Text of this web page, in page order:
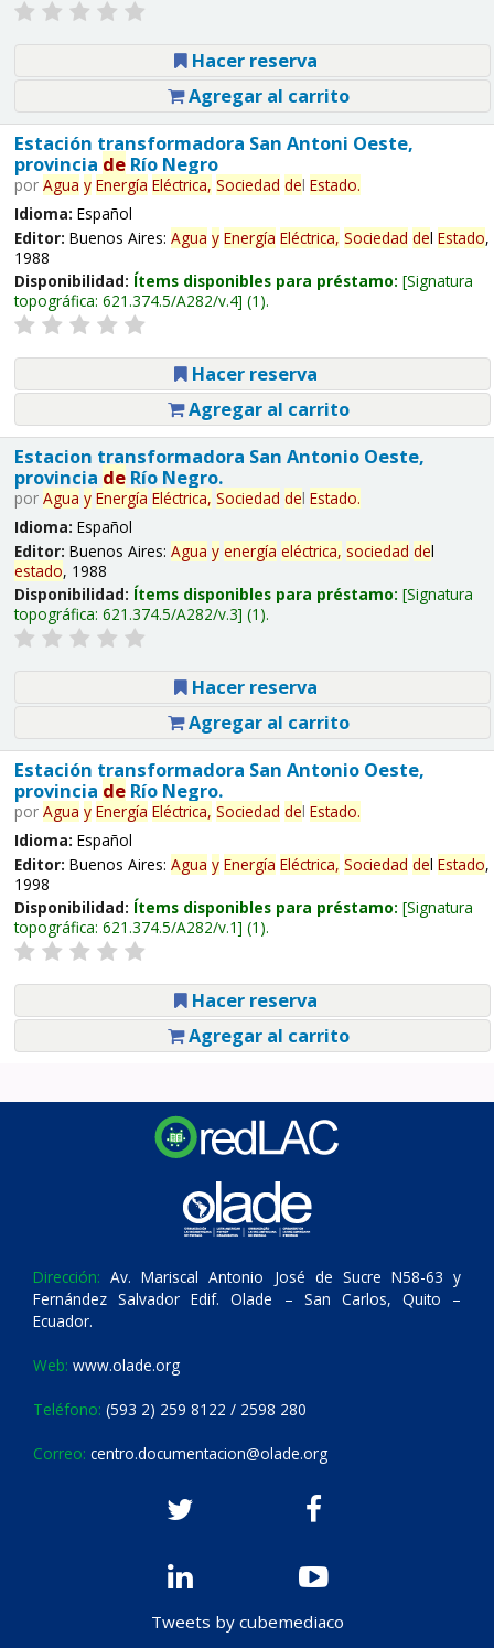
Hacer reserva
Agregar al carrito
Estación transformadora San Antoni Oeste,
provincia deRío Negro
por Agua y Energía Eléctrica, Sociedad del Estado.
Idioma: Español
Editor: Buenos Aires: Agua y Energía Eléctrica, Sociedad del Estado,
1988
Disponibilidad: Ítems disponibles para préstamo: Signatura
topográfica: 621.374.5/A282/v.4 (1).
Hacer reserva
Agregar al carrito
Estacion transformadora San Antonio Oeste,
provincia deRío Negro.
por Agua y Energía Eléctrica, Sociedad del Estado.
Idioma: Español
Editor: Buenos Aires: Agua y energía eléctrica, sociedad del
estado, 1988
Disponibilidad: Ítems disponibles para préstamo: Signatura
topográfica: 621.374.5/A282/v.3 (1).
Hacer reserva
Agregar al carrito
Estación transformadora San Antonio Oeste,
provincia deRío Negro.
por Agua y Energía Eléctrica, Sociedad del Estado.
Idioma: Español
Editor: Buenos Aires: Agua y Energía Eléctrica, Sociedad del Estado,
1998
Disponibilidad: Ítems disponibles para préstamo: Signatura
topográfica: 621.374.5/A282/v.1 (1).
Hacer reserva
Agregar al carrito
Dirección: Av. Mariscal Antonio José de Sucre N58-63 y
Fernández Salvador Edif. Olade – San Carlos, Quito –
Ecuador.
Web: www.olade.org
Teléfono: (593 2) 259 8122 / 2598 280
Correo: centro.documentacion@olade.org
Tweets by cubemediaco